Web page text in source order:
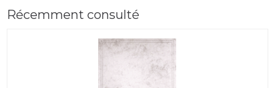
Récemment consulté